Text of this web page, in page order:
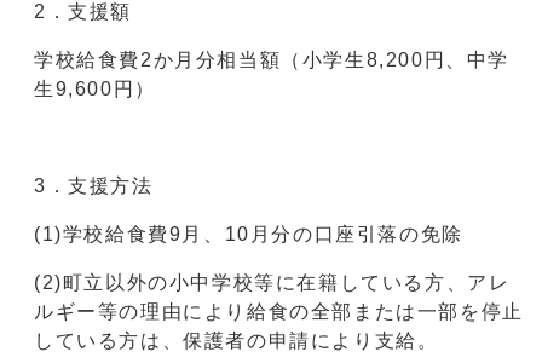
2．支援額
学校給食費2か月分相当額（小学生8,200円、中学
生9,600円）
3．支援方法
(1)学校給食費9月、10月分の口座引落の免除
(2)町立以外の小中学校等に在籍している方、アレ
ルギー等の理由により給食の全部または一部を停止
している方は、保護者の申請により支給。